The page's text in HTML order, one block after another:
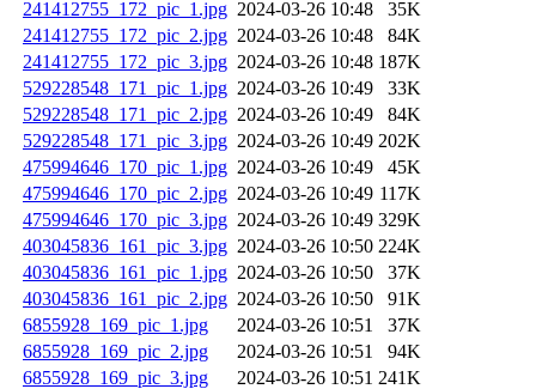
241412755_172_pic_1.jpg 2024-03-26 10:48
35K
241412755_172_pic_2.jpg 2024-03-26 10:48
84K
241412755_172_pic_3.jpg 2024-03-26 10:48 187K
529228548_171_pic_1.jpg 2024-03-26 10:49
33K
529228548_171_pic_2.jpg 2024-03-26 10:49
84K
529228548_171_pic_3.jpg 2024-03-26 10:49 202K
475994646_170_pic_1.jpg 2024-03-26 10:49
45K
475994646_170_pic_2.jpg 2024-03-26 10:49 117K
475994646_170_pic_3.jpg 2024-03-26 10:49 329K
403045836_161_pic_3.jpg 2024-03-26 10:50 224K
403045836_161_pic_1.jpg 2024-03-26 10:50
37K
403045836_161_pic_2.jpg 2024-03-26 10:50
91K
6855928_169_pic_1.jpg
2024-03-26 10:51
37K
6855928_169_pic_2.jpg
2024-03-26 10:51
94K
6855928_169_pic_3.jpg
2024-03-26 10:51 241K